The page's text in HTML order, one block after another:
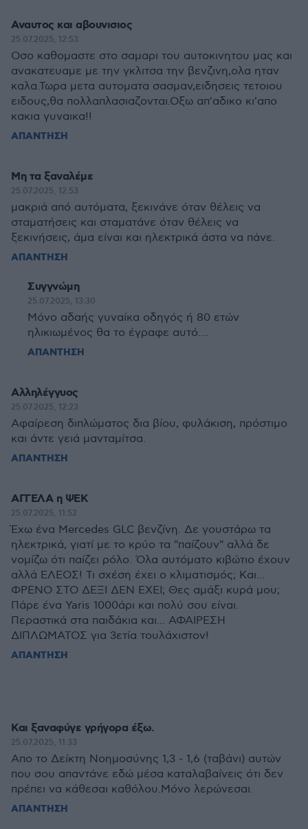
Αναυτος και αβουνισιος
25.07.2025, 12:53
Οσο καθομαστε στο σαμαρι του αυτοκινητου μας και
ανακατευαμε με την γκλιτσα την βενζινη,ολα ηταν
καλα.Τωρα μετα αυτοματα σασμαν,ειδησεις τετοιου
ειδους,θα πολλαπλασιαζονται.Οξω απ'αδικο κι'απο
κακια γυναικα!!
ΑΠΑΝΤΗΣΗ
Μη τα ξαναλέμε
25.07.2025, 12:53
μακριά από αυτόματα, ξεκινάνε όταν θέλεις να
σταματήσεις και σταματάνε όταν θέλεις να
ξεκινήσεις, άμα είναι και ηλεκτρικά άστα να πάνε.
ΑΠΑΝΤΗΣΗ
Συγγνώμη
25.07.2025, 13:30
Μόνο αδαής γυναίκα οδηγός ή 80 ετών
ηλικιωμένος θα το έγραφε αυτό....
ΑΠΑΝΤΗΣΗ
Αλληλέγγυος
25.07.2025, 12:23
Αφαίρεση διπλώματος δια βίου, φυλάκιση, πρόστιμο
και άντε γειά μανταμίτσα.
ΑΠΑΝΤΗΣΗ
ΑΓΓΕΛΑ η ΨΕΚ
25.07.2025, 11:52
Έχω ένα Mercedes GLC βενζίνη. Δε γουστάρω τα
ηλεκτρικά, γιατί με το κρύο τα "παίζουν" αλλά δε
νομίζω ότι παίζει ρόλο. Όλα αυτόματο κιβώτιο έχουν
αλλά ΕΛΕΟΣ! Τι σχέση έχει ο κλιματισμός; Και...
ΦΡΕΝΟ ΣΤΟ ΔΕΞΙ ΔΕΝ ΕΧΕΙ; Θες αμάξι κυρά μου;
Πάρε ένα Yaris 1000άρι και πολύ σου είναι.
Περαστικά στα παιδάκια και... ΑΦΑΙΡΕΣΗ
ΔΙΠΛΩΜΑΤΟΣ για 3ετία τουλάχιστον!
ΑΠΑΝΤΗΣΗ
Και ξαναφύγε γρήγορα έξω.
25.07.2025, 11:33
Απο το Δείκτη Νοημοσύνης 1,3 - 1,6 (ταβάνι) αυτών
που σου απαντάνε εδώ μέσα καταλαβαίνεις ότι δεν
πρέπει να κάθεσαι καθόλου.Μόνο λερώνεσαι.
ΑΠΑΝΤΗΣΗ